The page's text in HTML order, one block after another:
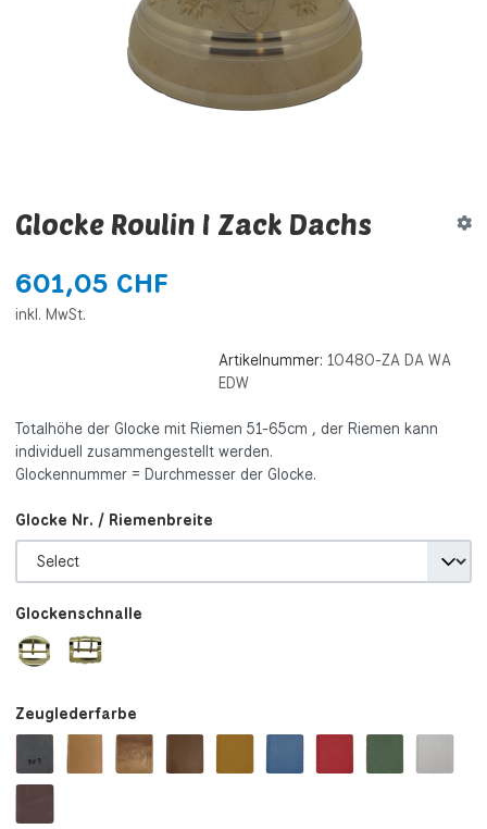
Glocke Roulin I Zack Dachs
601,05 CHF
inkl. MwSt.
Artikelnummer: 10480-ZA DA WA
EDW
Totalhöhe der Glocke mit Riemen 51-65cm , der Riemen kann
individuell zusammengestellt werden.
Glockennummer = Durchmesser der Glocke.
Glocke Nr. / Riemenbreite
Glockenschnalle
Zeuglederfarbe